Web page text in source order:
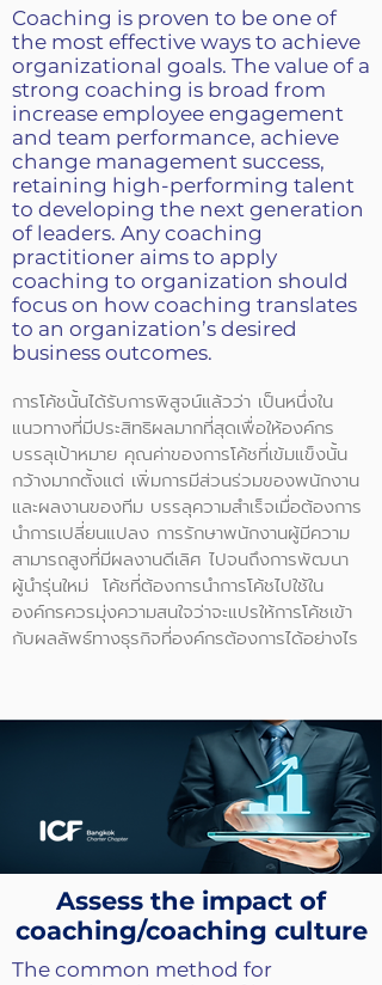
Coaching is proven to be one of
the most effective ways to achieve
organizational goals. The value of a
strong coaching is broad from
increase employee engagement
and team performance, achieve
change management success,
retaining high-performing talent
to developing the next generation
of leaders. Any coaching
practitioner aims to apply
coaching to organization should
focus on how coaching translates
to an organization’s desired
business outcomes.
การโค้ชนั้นได้รับการพิสูจน์แล้วว่า เป็นหนึ่งใน
แนวทางที่มีประสิทธิผลมากที่สุดเพื่อให้องค์กร
บรรลุเป้าหมาย คุณค่าของการโค้ชที่เข้มแข็งนั้น
กว้างมากตั้งแต่ เพิ่มการมีส่วนร่วมของพนักงาน
และผลงานของทีม บรรลุความสำเร็จเมื่อต้องการ
นำการเปลี่ยนแปลง การรักษาพนักงานผู้มีความ
สามารถสูงที่มีผลงานดีเลิศ ไปจนถึงการพัฒนา
ผู้นำรุ่นใหม่ โค้ชที่ต้องการนำการโค้ชไปใช้ใน
องค์กรควรมุ่งความสนใจว่าจะแปรให้การโค้ชเข้า
กับผลลัพธ์ทางธุรกิจที่องค์กรต้องการได้อย่างไร
Assess the impact of
coaching/coaching culture
The common method for